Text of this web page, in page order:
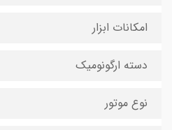
امکانات ابزار
دسته ارگونومیک
نوع موتور